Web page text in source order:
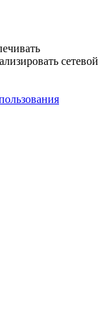
сетевой